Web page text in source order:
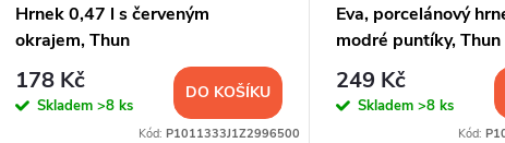
Hrnek 0,47 l s červeným
okrajem, Thun
178 Kč
Skladem >8 ks
DO KOŠÍKU
Kód: P1011333J1Z2996500
Eva, porcelánový
modré puntíky,
249 Kč
Skladem >8 ks
Kód: